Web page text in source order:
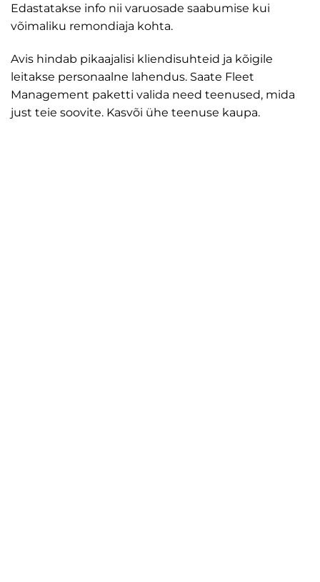
Edastatakse info nii varuosade saabumise kui
võimaliku remondiaja kohta.
Avis hindab pikaajalisi kliendisuhteid ja kõigile
leitakse personaalne lahendus. Saate Fleet
Management paketti valida need teenused, mida
just teie soovite. Kasvõi ühe teenuse kaupa.